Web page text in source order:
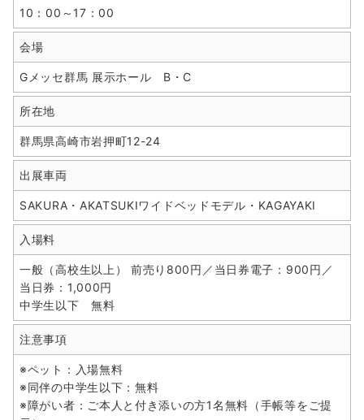
10：00～17：00
会場
Gメッセ群馬 展示ホール B・C
所在地
群馬県高崎市岩押町12-24
出展車両
SAKURA・AKATSUKIワイドベッドモデル・KAGAYAKI
入場料
一般（高校生以上） 前売り800円／当日券電子：900円／
当日券：1,000円
中学生以下 無料
注意事項
※ペット：入場無料
※同伴の中学生以下：無料
※障がい者：ご本人と付き添いの方1名無料（手帳等をご提